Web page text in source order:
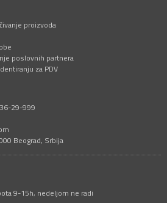
proizvoda
poslovnih partnera
za PDV
29-999
Beograd, Srbija
9-15h, nedeljom ne radi